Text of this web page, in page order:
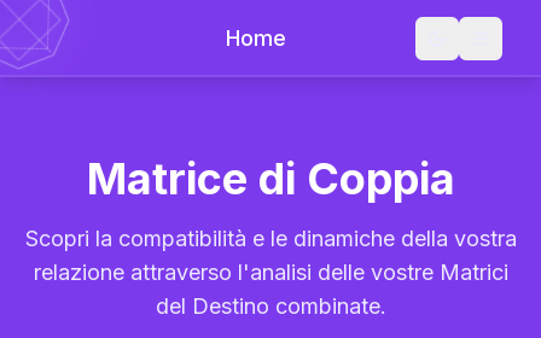
Home
Matrice di Coppia
Scopri la compatibilità e le dinamiche della vostra
relazione attraverso l'analisi delle vostre Matrici
del Destino combinate.